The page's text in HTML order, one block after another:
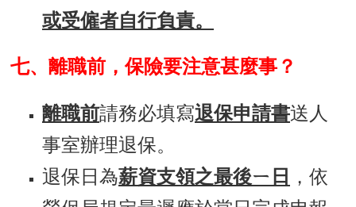
或受僱者自行負責。
七、離職前，保險要注意甚麼事？
離職前請務必填寫退保申請書送人
事室辦理退保。
退保日為薪資支領之最後ㄧ日
，依